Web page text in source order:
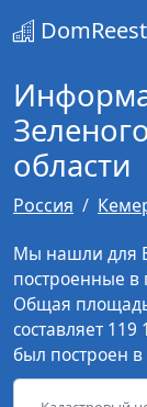
области
Россия
Мы нашли для
построенные в
Общая
составляет 119
был построен в